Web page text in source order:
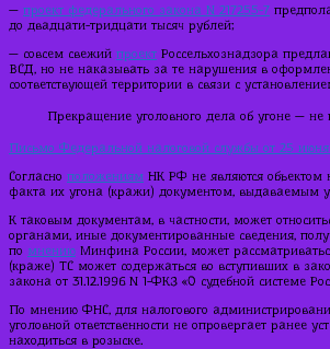
— проект федерального закона N 217255-7
до двадцати-тридцати тысяч рублей;
— совсем свежий проект Россельхознадзора
ВСД, но не наказывать за те нарушения в
соответствующей территории в связи с
Прекращение уголовного дела об угоне —
Письмо Федеральной налоговой службы от 25 июня
Согласно положениям НК РФ не являются объектом
факта их угона (кражи) документом, выдаваемым
К таковым документам, в частности, может
органами, иные документированные сведения,
по мнению Минфина России, может
(краже) ТС может содержаться во вступивших в
закона от 31.12.1996 N 1-ФКЗ «О судебной системе
По мнению ФНС, для налогового
уголовной ответственности не опровергает ранее
находиться в розыске.